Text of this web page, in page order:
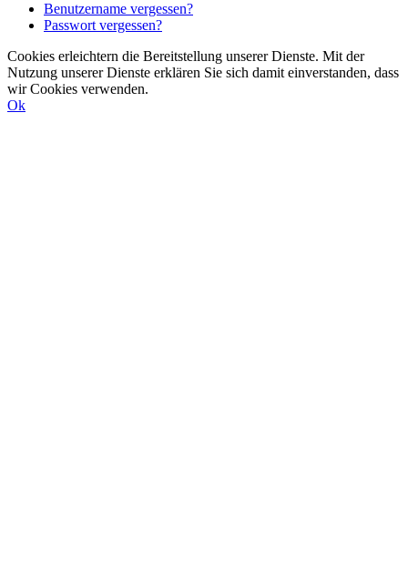
Benutzername vergessen?
Passwort vergessen?
Cookies erleichtern die Bereitstellung unserer Dienste. Mit der
Nutzung unserer Dienste erklären Sie sich damit einverstanden, dass
wir Cookies verwenden.
Ok